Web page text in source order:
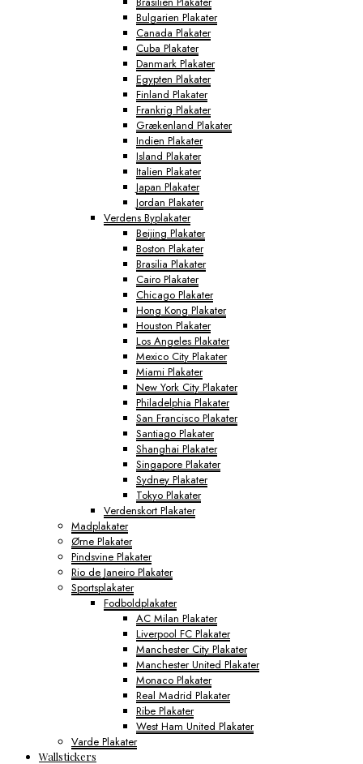
Bulgarien Plakater
Canada Plakater
Cuba Plakater
Danmark Plakater
Egypten Plakater
Finland Plakater
Frankrig Plakater
Grækenland Plakater
Indien Plakater
Island Plakater
Italien Plakater
Japan Plakater
Jordan Plakater
Verdens Byplakater
Beijing Plakater
Boston Plakater
Brasilia Plakater
Cairo Plakater
Chicago Plakater
Hong Kong Plakater
Houston Plakater
Los Angeles Plakater
Mexico City Plakater
Miami Plakater
New York City Plakater
Philadelphia Plakater
San Francisco Plakater
Santiago Plakater
Shanghai Plakater
Singapore Plakater
Sydney Plakater
Tokyo Plakater
Verdenskort Plakater
Madplakater
Ørne Plakater
Pindsvine Plakater
Rio de Janeiro Plakater
Sportsplakater
Fodboldplakater
AC Milan Plakater
Liverpool FC Plakater
Manchester City Plakater
Manchester United Plakater
Monaco Plakater
Real Madrid Plakater
Ribe Plakater
West Ham United Plakater
Varde Plakater
Wallstickers